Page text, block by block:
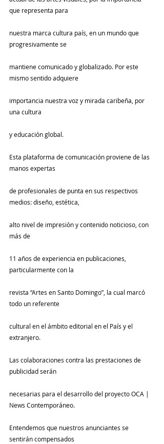
que representa para
nuestra marca cultura país, en un mundo que
progresivamente se
mantiene comunicado y globalizado. Por este
mismo sentido adquiere
importancia nuestra voz y mirada caribeña, por
una cultura
y educación global.
Esta plataforma de comunicación proviene de las
manos expertas
de profesionales de punta en sus respectivos
medios: diseño, estética,
alto nivel de impresión y contenido noticioso, con
más de
11 años de experiencia en publicaciones,
particularmente con la
revista “Artes en Santo Domingo”, la cual marcó
todo un referente
cultural en el ámbito editorial en el País y el
extranjero.
Las colaboraciones contra las prestaciones de
publicidad serán
necesarias para el desarrollo del proyecto OCA |
News Contemporáneo.
Entendemos que nuestros anunciantes se
sentirán compensados